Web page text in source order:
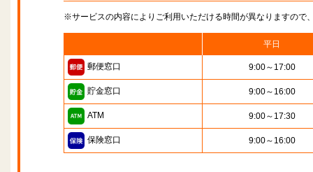
※サービスの内容によりご利用いただける時間が異なりますので
平日
郵便窓口 9:00～17:00
貯金窓口 9:00～16:00
ATM 9:00～17:30
保険窓口 9:00～16:00